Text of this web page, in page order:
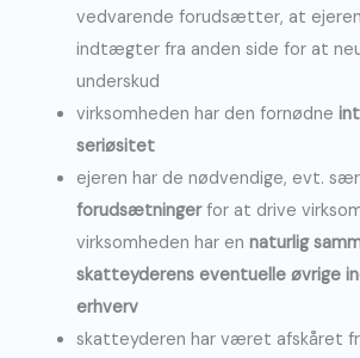
vedvarende forudsætter, at
indtægter fra anden side for at
underskud
virksomheden har den fornødne
seriøsitet
ejeren har de nødvendige, evt.
forudsætningerfor at drive
virksomheden har en naturlig
skatteyderens eventuelle øvrige
erhverv
skatteyderen har været afskåret